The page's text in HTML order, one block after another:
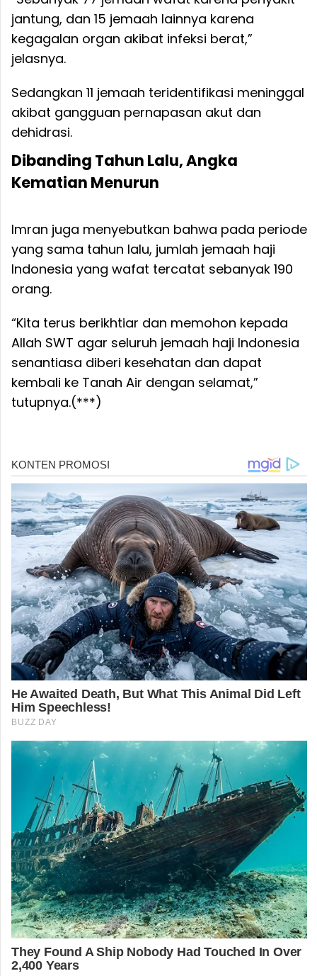
jantung, dan 15 jemaah lainnya karena
kegagalan organ akibat infeksi berat,”
jelasnya.
Sedangkan 11 jemaah teridentifikasi meninggal
akibat gangguan pernapasan akut dan
dehidrasi.
Dibanding Tahun Lalu, Angka
Kematian Menurun
Imran juga menyebutkan bahwa pada periode
yang sama tahun lalu, jumlah jemaah haji
Indonesia yang wafat tercatat sebanyak 190
orang.
“Kita terus berikhtiar dan memohon kepada
Allah SWT agar seluruh jemaah haji Indonesia
senantiasa diberi kesehatan dan dapat
kembali ke Tanah Air dengan selamat,”
tutupnya.(***)